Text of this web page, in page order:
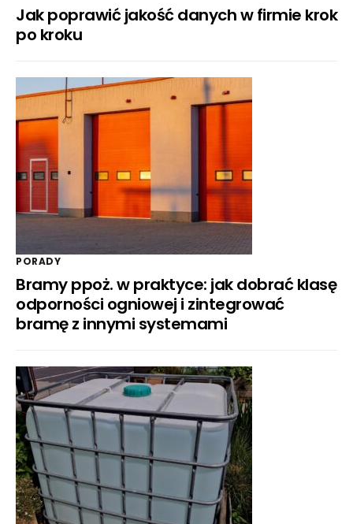
Jak poprawić jakość danych w firmie krok
po kroku
PORADY
Bramy ppoż. w praktyce: jak dobrać klasę
odporności ogniowej i zintegrować
bramę z innymi systemami